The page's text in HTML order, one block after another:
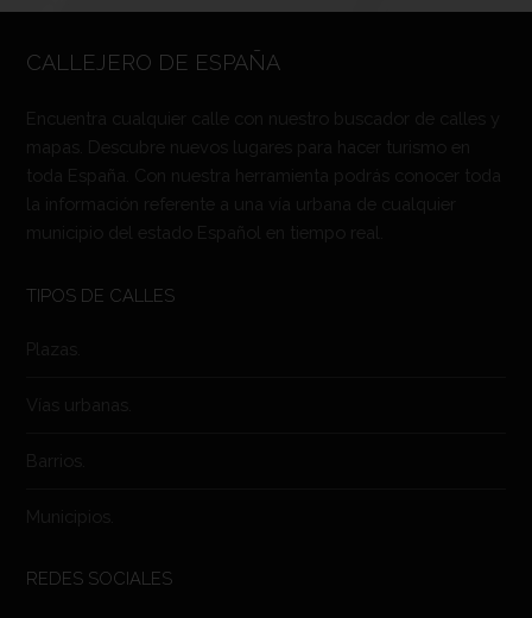
CALLEJERO DE ESPAÑA
Encuentra cualquier calle con nuestro buscador de calles y
mapas. Descubre nuevos lugares para hacer turismo en
toda España. Con nuestra herramienta podrás conocer toda
la información referente a una vía urbana de cualquier
municipio del estado Español en tiempo real.
TIPOS DE CALLES
Plazas.
Vías urbanas.
Barrios.
Municipios.
REDES SOCIALES